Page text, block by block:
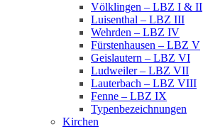
Völklingen – LBZ I & II
Luisenthal – LBZ III
Wehrden – LBZ IV
Fürstenhausen – LBZ V
Geislautern – LBZ VI
Ludweiler – LBZ VII
Lauterbach – LBZ VIII
Fenne – LBZ IX
Typenbezeichnungen
Kirchen